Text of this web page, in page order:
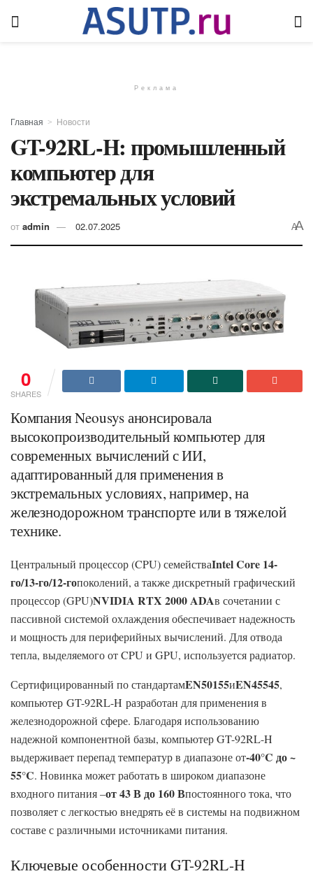
Реклама
Главная Новости
GT-92RL-H: промышленный
компьютер для
экстремальных условий
от admin 02.07.2025 AA
0
SHARES
Компания Neousys анонсировала
высокопроизводительный компьютер для
современных вычислений с ИИ,
адаптированный для применения в
экстремальных условиях, например, на
железнодорожном транспорте или в тяжелой
технике.
Центральный процессор (CPU) семействаIntel Core 14-
го/13-го/12-гопоколений, а также дискретный графический
процессор (GPU)NVIDIA RTX 2000 ADAв сочетании с
пассивной системой охлаждения обеспечивает надежность
и мощность для периферийных вычислений. Для отвода
тепла, выделяемого от CPU и GPU, используется радиатор.
Сертифицированный по стандартамEN50155иEN45545,
компьютер GT-92RL-H разработан для применения в
железнодорожной сфере. Благодаря использованию
надежной компонентной базы, компьютер GT-92RL-H
выдерживает перепад температур в диапазоне от-40°C до ~
55°C. Новинка может работать в широком диапазоне
входного питания –от 43 В до 160 Впостоянного тока, что
позволяет с легкостью внедрять её в системы на подвижном
составе с различными источниками питания.
Ключевые особенности GT-92RL-H